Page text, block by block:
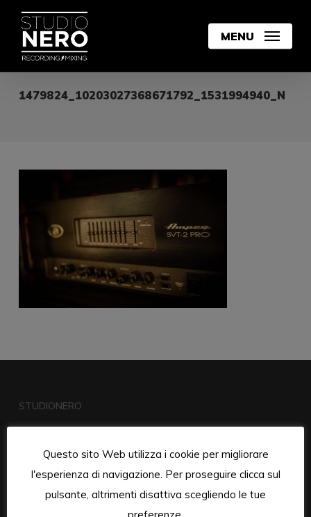
Skip
main
MENU
1479824_10203027368671792_1531994940_N
STUDIONERO
Questo sito Web utilizza i cookie per migliorare
l'esperienza di navigazione. Per proseguire clicca sul
pulsante, altrimenti disattiva scegliendo le tue